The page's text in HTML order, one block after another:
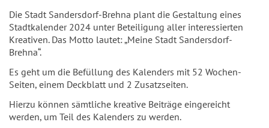
Die Stadt Sandersdorf-Brehna plant die Gestaltung eines
Stadtkalender 2024 unter Beteiligung aller interessierten
Kreativen. Das Motto lautet: „Meine Stadt Sandersdorf-
Brehna“.
Es geht um die Befüllung des Kalenders mit 52 Wochen-
Seiten, einem Deckblatt und 2 Zusatzseiten.
Hierzu können sämtliche kreative Beiträge eingereicht
werden, um Teil des Kalenders zu werden.